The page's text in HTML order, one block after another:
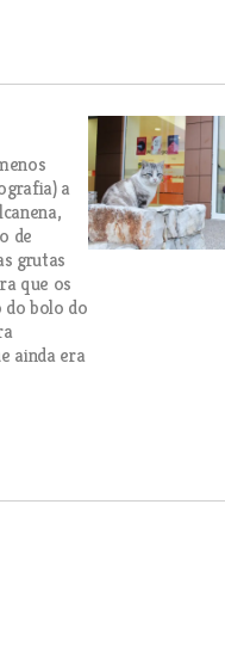
a
de
grutas
que os
bolo do
ainda era